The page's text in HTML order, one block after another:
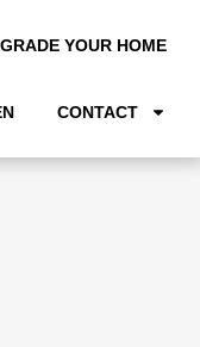
YOUR HOME
CONTACT